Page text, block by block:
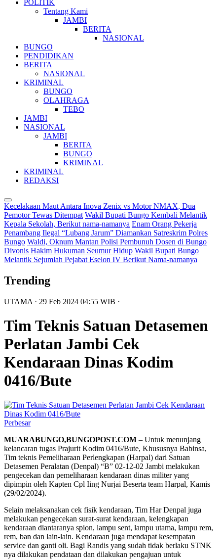
POLITIK
Tentang Kami
JAMBI
BERITA
NASIONAL
BUNGO
PENDIDIKAN
BERITA
NASIONAL
KRIMINAL
BUNGO
OLAHRAGA
TEBO
JAMBI
NASIONAL
JAMBI
BERITA
BUNGO
KRIMINAL
KRIMINAL
REDAKSI
Kecelakaan Maut Antara Inova Zenix vs Motor NMAX, Dua
Pemotor Tewas Ditempat Wakil Bupati Bungo Kembali Melantik
Kepala Sekolah, Berikut nama-namanya Enam Orang Pekerja
Penambang Ilegal “Lubang Jarum” Diamankan Satreskrim Polres
Bungo Waldi, Oknum Mantan Polisi Pembunuh Dosen di Bungo
Divonis Hakim Hukuman Seumur Hidup Wakil Bupati Bungo
Melantik Sejumlah Pejabat Eselon IV Berikut Nama-namanya
Trending
UTAMA · 29 Feb 2024 04:55 WIB ·
Tim Teknis Satuan Detasemen
Perlatan Jambi Cek
Kendaraan Dinas Kodim
0416/Bute
Perbesar
MUARABUNGO,BUNGOPOST.COM – Untuk menunjang
kelancaran tugas Prajurit Kodim 0416/Bute, Khususnya Babinsa,
Tim teknis Pemeliharaan Perlengkapan (Harpal) dari Satuan
Detasemen Peralatan (Denpal) “B” 02-12-02 Jambi melakukan
pengecekan dan pemeliharaan kendaraan dinas militer yang
dipimpin oleh Kapten Cpl Iing Nurjai Beserta team Harpal, Kamis
(29/02/2024).
Selain melaksanakan cek fisik kendaraan, Tim Har Denpal juga
melakukan pengecekan surat-surat kendaraan, kelengkapan
kendaraan diantaranya spion, lampu sent, lampu utama, lampu rem,
rem, ban dan lain-lain. Kendaraan juga mendapat kesempatan
service dan ganti oli. Bagi Randis yang sudah tidak berlaku STNK
nya dilakukan pendataan dan dilakukan pengajuan untuk